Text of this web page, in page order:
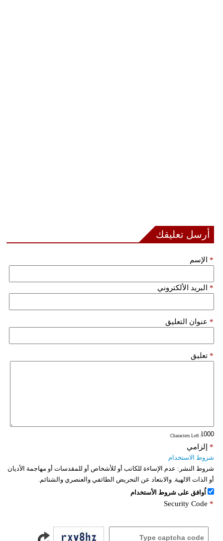
أرسل تعليقك
الإسم *
البريد الألكتروني *
عنوان التعليق *
تعليق *
: Characters Left
إلزامي *
شروط الاستخدام
شروط النشر: عدم الإساءة للكاتب أو للأشخاص أو للمقدسات أو مهاجمة الأديان
أو الذات الالهية. والابتعاد عن التحريض الطائفي والعنصري والشتائم.
اُوافق على شروط الأستخدام
Security Code *